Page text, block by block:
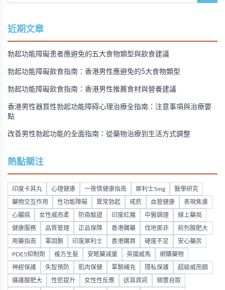
近期文章
勃起功能障礙患者應避免的五大食物類型與飲食建議
勃起功能障礙飲食指南：香港男性應避免的5大食物類型
勃起功能障礙飲食指南：香港男性推薦食材與營養建議
香港男性器質性勃起功能障碍心理治療全指南：注意事項與治療要
點
改善男性勃起功能的全面指南：從藥物治療到生活方式調整
熱點關注
印度卡其丸 心理健康 一夜情健康指南 犀利士5mg 醫學研究
藥物交互作用 性功能障礙 異常勃起 戒菸 血管健康 表現焦慮
心臟病 女性威而柔 防偽驗證 印度紅魔 中醫調理 線上藥局
健康服務 品質管理 正品保障 香港購藥 伐地那非 前列腺肥大
用藥指南 睪固酮 印度犀利士 香港購買 硬度不足 安心藥房
PDE5抑制劑 複方生髮 安眠藥減量 英國威馬 網購藥物
神經保護 失智預防 肌肉保健 睪酮補充 隱私保護 超級威而鋼
攝護腺肥大 性慾提升 女性性反應 送貨資訊 順豐自取